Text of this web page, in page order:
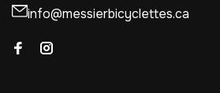
info@messierbicyclettes.ca